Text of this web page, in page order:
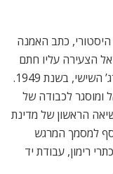
כתב האמנה
הצעירה עליו חתם
אביה של המלכה אליזבת’ השנייה, המלך ג’ורג’ השישי, בשנת 1949.
ומוסגר לכבודה של
הראשון של מדינת
למסמך המרגש
רימון, עבודת יד